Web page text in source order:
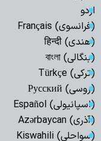
اردو
(فرانسوی) Français
(هندی) हिन्दी
(بنگالی) বাংলা
(ترکی) Türkçe
(روسی) Русский
(اسپانیولی) Español
(آذری) Azərbaycan
(سواحلی) Kiswahili